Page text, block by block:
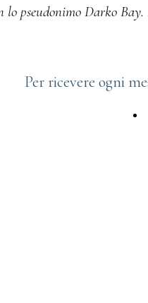
Per ricevere ogni
pseudonimo Darko Bay.